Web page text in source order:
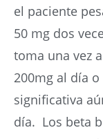
el paciente
50 mg dos
toma una vez
200mg al día
significativa
día. Los beta